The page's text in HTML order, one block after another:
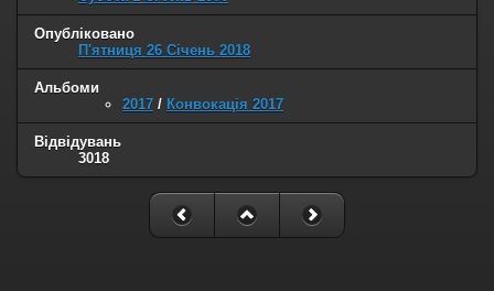
Опубліковано
П'ятниця 26 Січень 2018
Альбоми
2017 / Конвокація 2017
Відвідувань
3018